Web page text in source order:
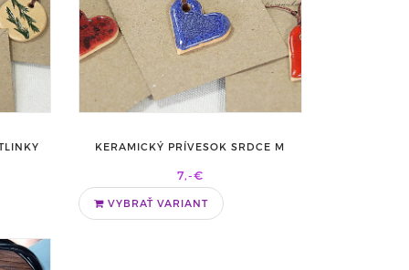
KERAMICKÝ PRÍVESOK SRDCE M
7,-€
VYBRAŤ VARIANT